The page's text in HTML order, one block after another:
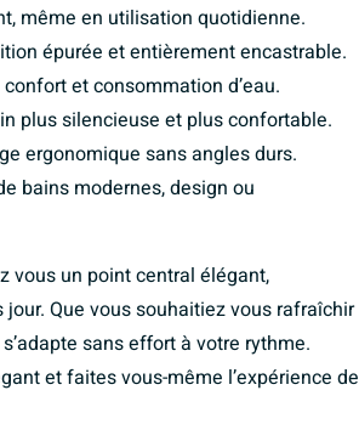
même en utilisation quotidienne.
épurée et entièrement encastrable.
et consommation d’eau.
plus silencieuse et plus confortable.
ergonomique sans angles durs.
bains modernes, design ou
vous un point central élégant,
Que vous souhaitiez vous rafraîchir
sans effort à votre rythme.
et faites vous-même l’expérience de